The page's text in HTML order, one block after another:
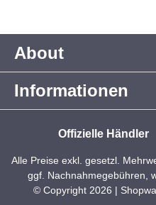
About
Informationen
Offizielle Händler
Alle Preise exkl. gesetzl.
ggf. Nachnahmegebühren,
© Copyright 2026 |